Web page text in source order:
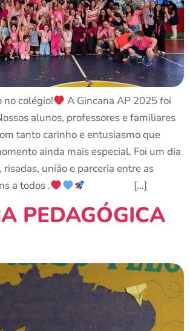
no colégio!
A Gincana AP 2025 foi
alunos, professores e familiares
tanto carinho e entusiasmo que
ainda mais especial. Foi um dia
união e parceria entre as
a todos .
[…]
PEDAGÓGICA